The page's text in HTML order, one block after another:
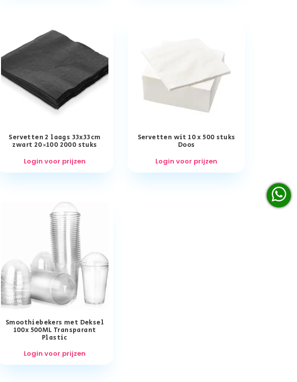
Servetten 2 laags 33x33cm
zwart 20×100 2000 stuks
Login voor prijzen
Servetten wit 10 x 500 stuks
Doos
Login voor prijzen
Smoothiebekers met Deksel
100x 500ML Transparant
Plastic
Login voor prijzen